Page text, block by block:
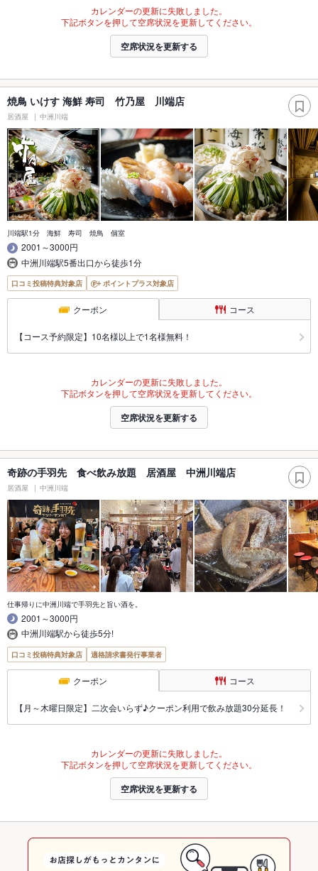
カレンダーの更新に失敗しました。
下記ボタンを押して空席状況を更新してください。
空席状況を更新する
焼鳥 いけす 海鮮 寿司 竹乃屋 川端店
居酒屋 中洲川端
川端駅1分 海鮮 寿司 焼鳥 個室
2001～3000円
中洲川端駅5番出口から徒歩1分
口コミ投稿特典対象店 ポイントプラス対象店
クーポン コース
【コース予約限定】10名様以上で1名様無料！
カレンダーの更新に失敗しました。
下記ボタンを押して空席状況を更新してください。
空席状況を更新する
奇跡の手羽先 食べ飲み放題 居酒屋 中洲川端店
居酒屋 中洲川端
仕事帰りに中洲川端で手羽先と旨い酒を。
2001～3000円
中洲川端駅から徒歩5分!
口コミ投稿特典対象店 適格請求書発行事業者
クーポン コース
【月～木曜日限定】二次会いらず♪クーポン利用で飲み放題30分延長！
カレンダーの更新に失敗しました。
下記ボタンを押して空席状況を更新してください。
空席状況を更新する